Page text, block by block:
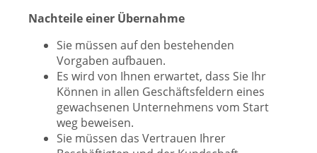
Nachteile einer Übernahme
Sie müssen auf den bestehenden
Vorgaben aufbauen.
Es wird von Ihnen erwartet, dass Sie Ihr
Können in allen Geschäftsfeldern eines
gewachsenen Unternehmens vom Start
weg beweisen.
Sie müssen das Vertrauen Ihrer